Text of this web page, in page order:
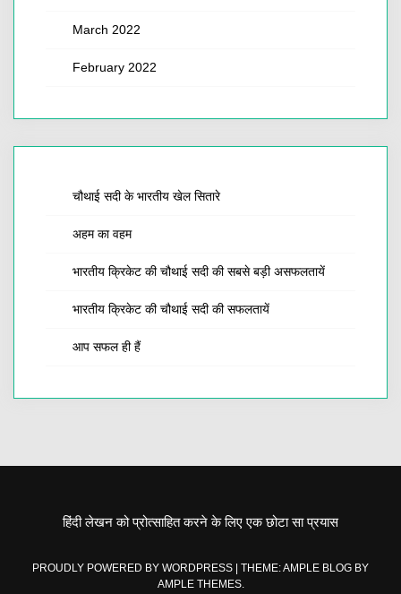
March 2022
February 2022
चौथाई सदी के भारतीय खेल सितारे
अहम का वहम
भारतीय क्रिकेट की चौथाई सदी की सबसे बड़ी असफलतायें
भारतीय क्रिकेट की चौथाई सदी की सफलतायें
आप सफल ही हैं
हिंदी लेखन को प्रोत्साहित करने के लिए एक छोटा सा प्रयास
PROUDLY POWERED BY WORDPRESS | THEME: AMPLE BLOG BY
AMPLE THEMES.